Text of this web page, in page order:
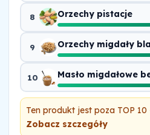
8 Orzechy pistacje
9 Orzechy migdały
10 Masło migdałowe
Ten produkt jest poza TOP
Zobacz szczegóły